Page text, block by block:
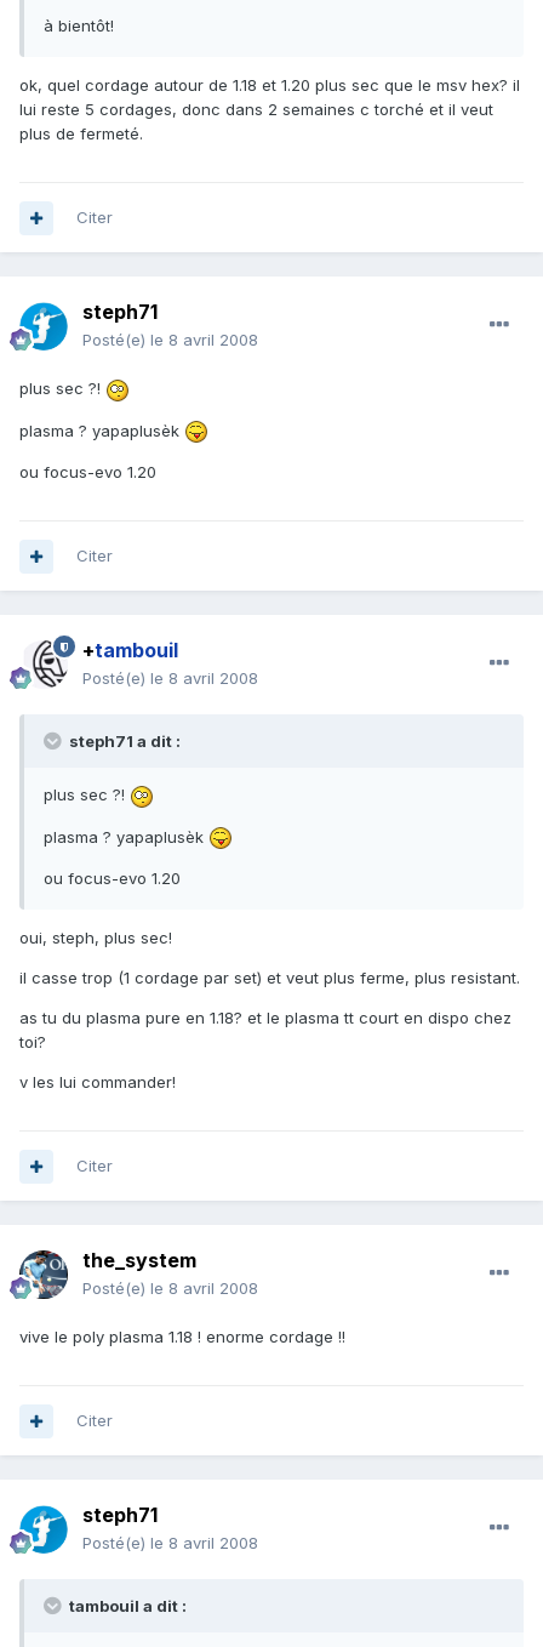
à bientôt!
ok, quel cordage autour de 1.18 et 1.20 plus sec que le msv hex? il
lui reste 5 cordages, donc dans 2 semaines c torché et il veut
plus de fermeté.
Citer
steph71
Posté(e) le 8 avril 2008
plus sec ?!
plasma ? yapaplusèk
ou focus-evo 1.20
Citer
+tambouil
Posté(e) le 8 avril 2008
steph71 a dit :
plus sec ?!
plasma ? yapaplusèk
ou focus-evo 1.20
oui, steph, plus sec!
il casse trop (1 cordage par set) et veut plus ferme, plus resistant.
as tu du plasma pure en 1.18? et le plasma tt court en dispo chez
toi?
v les lui commander!
Citer
the_system
Posté(e) le 8 avril 2008
vive le poly plasma 1.18 ! enorme cordage !!
Citer
steph71
Posté(e) le 8 avril 2008
tambouil a dit :